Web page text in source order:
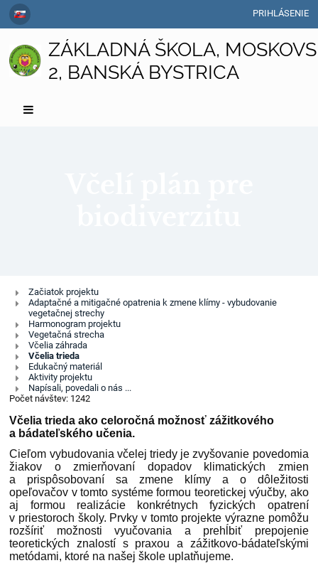
PRIHLÁSENIE
ZÁKLADNÁ ŠKOLA,
2, BANSKÁ BYSTRICA
Včelí
plán
pre
biodiverzitu
Začiatok projektu
Adaptačné a mitigačné opatrenia k zmene klímy - vybudovanie
vegetačnej strechy
Harmonogram projektu
Vegetačná strecha
Včelia záhrada
Včelia trieda
Edukačný materiál
Aktivity projektu
Napísali, povedali o nás ...
Počet návštev: 1242
Včelia trieda ako celoročná možnosť zážitkového
a bádateľského učenia.
Cieľom vybudovania včelej triedy je zvyšovanie povedomia
žiakov o zmierňovaní dopadov klimatických zmien
a prispôsobovaní sa zmene klímy a o dôležitosti
opeľovačov v tomto systéme formou teoretickej výučby, ako
aj formou realizácie konkrétnych fyzických opatrení
v priestoroch školy. Prvky v tomto projekte výrazne pomôžu
rozšíriť možnosti vyučovania a prehĺbiť prepojenie
teoretických znalostí s praxou a zážitkovo-bádateľskými
metódami, ktoré na našej škole uplatňujeme.